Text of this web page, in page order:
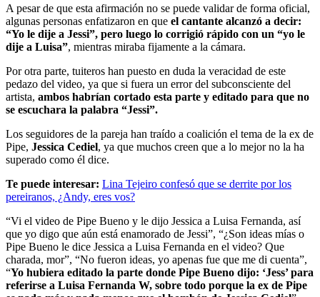
A pesar de que esta afirmación no se puede validar de forma oficial,
algunas personas enfatizaron en que el cantante alcanzó a decir:
“Yo le dije a Jessi”, pero luego lo corrigió rápido con un “yo le
dije a Luisa”, mientras miraba fijamente a la cámara.
Por otra parte, tuiteros han puesto en duda la veracidad de este
pedazo del video, ya que si fuera un error del subconsciente del
artista, ambos habrían cortado esta parte y editado para que no
se escuchara la palabra “Jessi”.
Los seguidores de la pareja han traído a coalición el tema de la ex de
Pipe, Jessica Cediel, ya que muchos creen que a lo mejor no la ha
superado como él dice.
Te puede interesar: Lina Tejeiro confesó que se derrite por los
pereiranos, ¿Andy, eres vos?
“Vi el video de Pipe Bueno y le dijo Jessica a Luisa Fernanda, así
que yo digo que aún está enamorado de Jessi”, “¿Son ideas mías o
Pipe Bueno le dice Jessica a Luisa Fernanda en el video? Que
charada, mor”, “No fueron ideas, yo apenas fue que me di cuenta”,
“Yo hubiera editado la parte donde Pipe Bueno dijo: ‘Jess’ para
referirse a Luisa Fernanda W, sobre todo porque la ex de Pipe